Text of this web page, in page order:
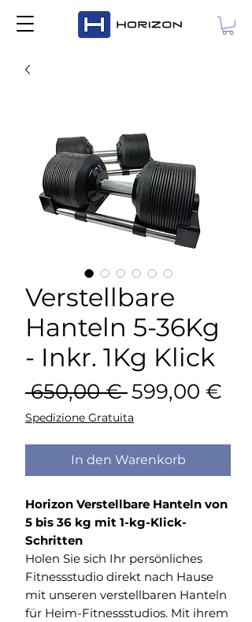
Verstellbare
Hanteln 5-36Kg
- Inkr. 1Kg Klick
650,00 € 599,00 €
Spedizione Gratuita
In den Warenkorb
Horizon Verstellbare Hanteln von
5 bis 36 kg mit 1-kg-Klick-
Schritten
Holen Sie sich Ihr persönliches
Fitnessstudio direkt nach Hause
mit unseren verstellbaren Hanteln
für Heim-Fitnessstudios. Mit ihrem